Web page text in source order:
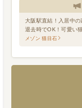
大阪駅直結！入居中
退去時でOK！可愛い
がら暮らせます。只
メゾン 猫目石